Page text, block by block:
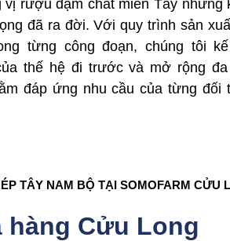
rượu đậm chất miền Tây nhưng
đã ra đời. Với quy trình sản
từng công đoạn, chúng tôi
thế hệ đi trước và mở rộng đa
đáp ứng nhu cầu của từng đối
TÂY NAM BỘ TẠI SOMOFARM CỬU
hàng Cửu Long